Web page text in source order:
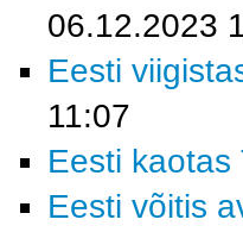
06.12.2023
Eesti
11:07
Eesti kaotas
Eesti võitis